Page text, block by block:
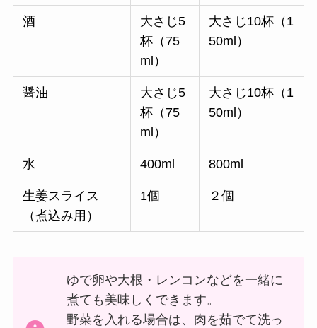
酒
大さじ5
杯（75
ml）
大さじ10杯（1
50ml）
醤油
大さじ5
杯（75
ml）
大さじ10杯（1
50ml）
水 400ml 800ml
生姜スライス
（煮込み用）
1個 ２個
ゆで卵や大根・レンコンなどを一緒に
煮ても美味しくできます。
野菜を入れる場合は、肉を茹でて洗っ